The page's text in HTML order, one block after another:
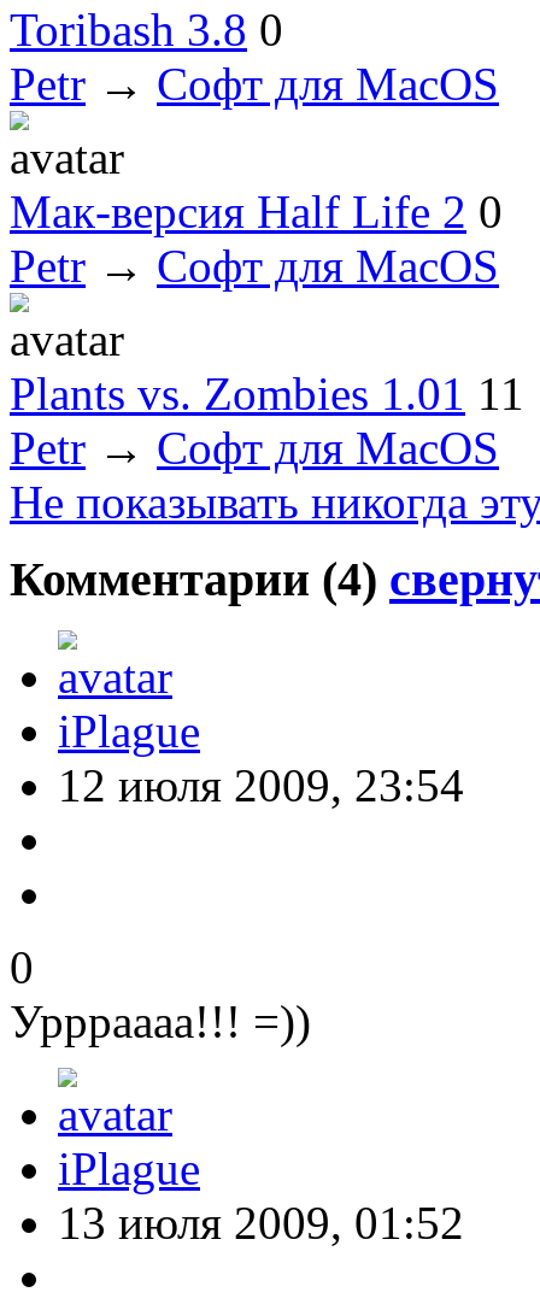
Toribash 3.8 0
Petr → Софт для MacOS
Мак-версия Half Life 2 0
Petr → Софт для MacOS
Plants vs. Zombies 1.01 11
Petr → Софт для MacOS
Не показывать никогда
Комментарии (4)
iPlague
12 июля 2009, 23:54
0
Уррраааа!!! =))
iPlague
13 июля 2009, 01:52